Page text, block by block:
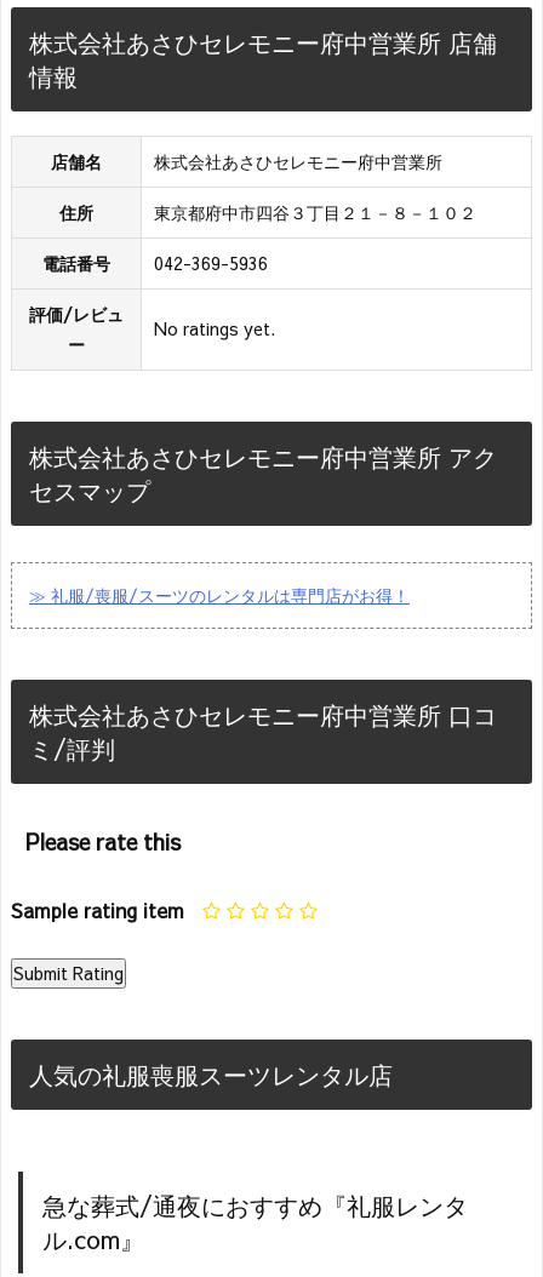
株式会社あさひセレモニー府中営業所 店舗
情報
店舗名 株式会社あさひセレモニー府中営業所
住所 東京都府中市四谷３丁目２１－８－１０２
電話番号 042-369-5936
評価/レビュ
ー
No ratings yet.
株式会社あさひセレモニー府中営業所 アク
セスマップ
≫ 礼服/喪服/スーツのレンタルは専門店がお得！
株式会社あさひセレモニー府中営業所 口コ
ミ/評判
Please rate this
Sample rating item
人気の礼服喪服スーツレンタル店
急な葬式/通夜におすすめ『礼服レンタ
ル.com』